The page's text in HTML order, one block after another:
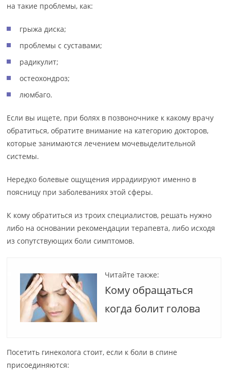
на такие проблемы, как:
грыжа диска;
проблемы с суставами;
радикулит;
остеохондроз;
люмбаго.
Если вы ищете, при болях в позвоночнике к какому врачу
обратиться, обратите внимание на категорию докторов,
которые занимаются лечением мочевыделительной
системы.
Нередко болевые ощущения иррадиируют именно в
поясницу при заболеваниях этой сферы.
К кому обратиться из троих специалистов, решать нужно
либо на основании рекомендации терапевта, либо исходя
из сопутствующих боли симптомов.
Читайте также:
Кому обращаться
когда болит голова
Посетить гинеколога стоит, если к боли в спине
присоединяются: